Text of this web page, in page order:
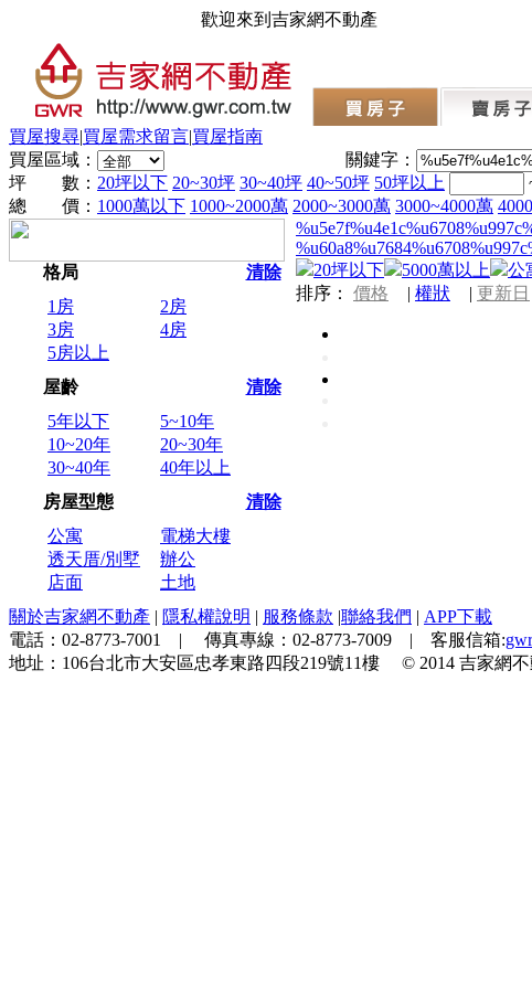
歡迎來到吉家網不動產
買屋搜尋|買屋需求留言|買屋指南
買屋區域：
關鍵字：
坪 數： 20坪以下 20~30坪 30~40坪 40~50坪 50坪以上
總 價： 1000萬以下 1000~2000萬 2000~3000萬 3000~4000萬
格局
清除
1房
2房
3房
4房
5房以上
屋齡
清除
5年以下
5~10年
10~20年
20~30年
30~40年
40年以上
房屋型態
清除
公寓
電梯大樓
透天厝/別墅
辦公
店面
土地
20坪以下
5000萬以上
公
排序： 價格 | 權狀 | 更新日
關於吉家網不動產 | 隱私權說明 | 服務條款 |聯絡我們 | APP下載
電話： 02-8773-7001 | 傳真專線： 02-8773-7009 | 客服信箱:
地址： 106台北市大安區忠孝東路四段219號11樓 © 2014 吉家網